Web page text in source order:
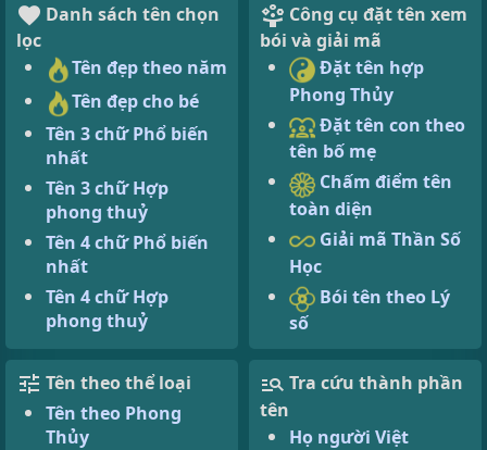
Danh sách tên chọn
lọc
Tên đẹp theo năm
Tên đẹp cho bé
Tên 3 chữ Phổ biến
nhất
Tên 3 chữ Hợp
phong thuỷ
Tên 4 chữ Phổ biến
nhất
Tên 4 chữ Hợp
phong thuỷ
Công cụ đặt tên xem
bói và giải mã
Đặt tên hợp
Phong Thủy
Đặt tên con theo
tên bố mẹ
Chấm điểm tên
toàn diện
Giải mã Thần Số
Học
Bói tên theo Lý
số
Tên theo thể loại
Tên theo Phong
Thủy
Tra cứu thành phần
tên
Họ người Việt